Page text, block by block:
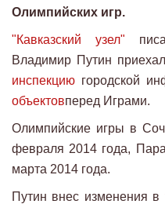
Олимпийских игр.
"Кавказский узел"
Владимир Путин
инспекцию городской
объектовперед Играми.
Олимпийские игры в
февраля 2014 года,
марта 2014 года.
Путин внес изменения в